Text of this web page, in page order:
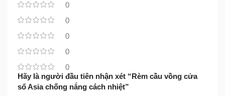
0
0
0
0
0
Hãy là người đầu tiên nhận xét “Rèm cầu vồng cửa
sổ Asia chống nắng cách nhiệt”